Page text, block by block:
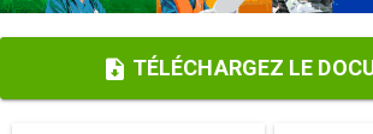
TÉLÉCHARGEZ LE